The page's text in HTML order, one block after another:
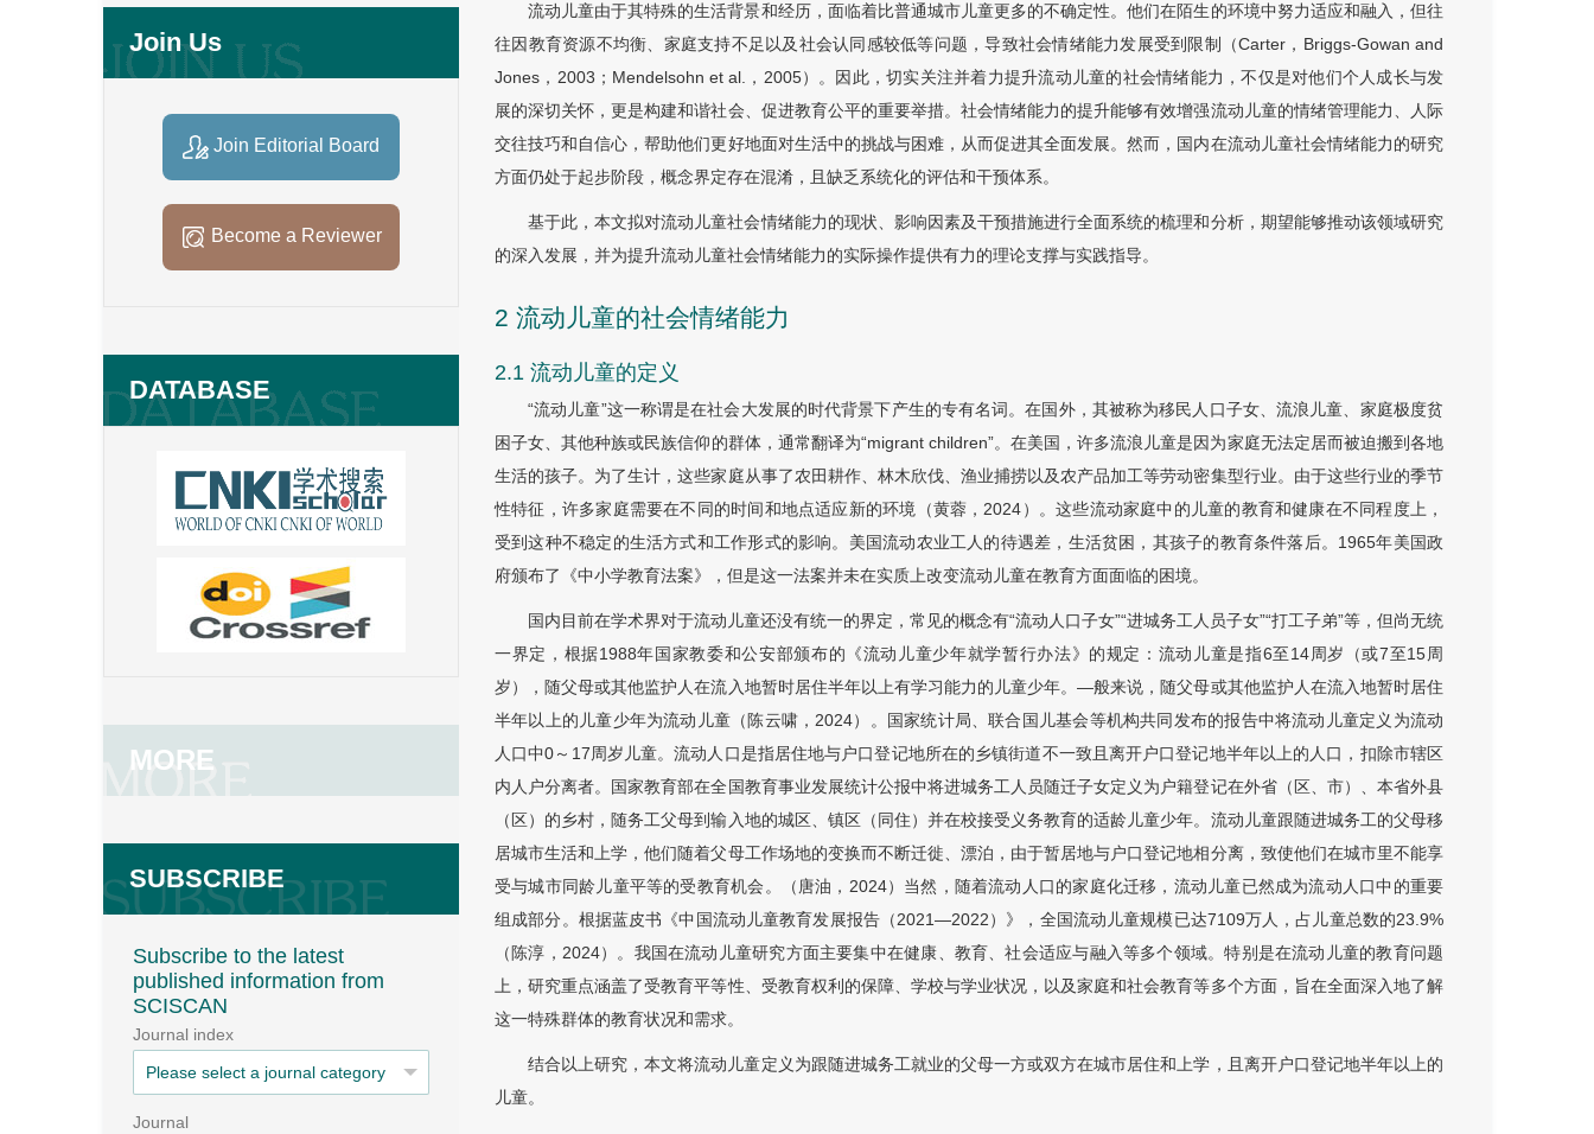
Join Us
Join Editorial Board
Become a Reviewer
DATABASE
MORE
SUBSCRIBE
Subscribe to the latest
published information from
SCISCAN
Journal index
Journal
流动儿童由于其特殊的生活背景和经历，面临着比普通城市儿童更多的不确定性。他们在陌生的环境中努力适应和融入，但往
往因教育资源不均衡、家庭支持不足以及社会认同感较低等问题，导致社会情绪能力发展受到限制（Carter，Briggs-Gowan and
Jones，2003；Mendelsohn et al.，2005）。因此，切实关注并着力提升流动儿童的社会情绪能力，不仅是对他们个人成长与发
展的深切关怀，更是构建和谐社会、促进教育公平的重要举措。社会情绪能力的提升能够有效增强流动儿童的情绪管理能力、人际
交往技巧和自信心，帮助他们更好地面对生活中的挑战与困难，从而促进其全面发展。然而，国内在流动儿童社会情绪能力的研究
方面仍处于起步阶段，概念界定存在混淆，且缺乏系统化的评估和干预体系。
基于此，本文拟对流动儿童社会情绪能力的现状、影响因素及干预措施进行全面系统的梳理和分析，期望能够推动该领域研究
的深入发展，并为提升流动儿童社会情绪能力的实际操作提供有力的理论支撑与实践指导。
2 流动儿童的社会情绪能力
2.1 流动儿童的定义
“流动儿童”这一称谓是在社会大发展的时代背景下产生的专有名词。在国外，其被称为移民人口子女、流浪儿童、家庭极度贫
困子女、其他种族或民族信仰的群体，通常翻译为“migrant children”。在美国，许多流浪儿童是因为家庭无法定居而被迫搬到各地
生活的孩子。为了生计，这些家庭从事了农田耕作、林木欣伐、渔业捕捞以及农产品加工等劳动密集型行业。由于这些行业的季节
性特征，许多家庭需要在不同的时间和地点适应新的环境（黄蓉，2024）。这些流动家庭中的儿童的教育和健康在不同程度上，
受到这种不稳定的生活方式和工作形式的影响。美国流动农业工人的待遇差，生活贫困，其孩子的教育条件落后。1965年美国政
府颁布了《中小学教育法案》，但是这一法案并未在实质上改变流动儿童在教育方面面临的困境。
国内目前在学术界对于流动儿童还没有统一的界定，常见的概念有“流动人口子女”“进城务工人员子女”“打工子弟”等，但尚无统
一界定，根据1988年国家教委和公安部颁布的《流动儿童少年就学暂行办法》的规定：流动儿童是指6至14周岁（或7至15周
岁），随父母或其他监护人在流入地暂时居住半年以上有学习能力的儿童少年。—般来说，随父母或其他监护人在流入地暂时居住
半年以上的儿童少年为流动儿童（陈云啸，2024）。国家统计局、联合国儿基会等机构共同发布的报告中将流动儿童定义为流动
人口中0～17周岁儿童。流动人口是指居住地与户口登记地所在的乡镇街道不一致且离开户口登记地半年以上的人口，扣除市辖区
内人户分离者。国家教育部在全国教育事业发展统计公报中将进城务工人员随迁子女定义为户籍登记在外省（区、市）、本省外县
（区）的乡村，随务工父母到输入地的城区、镇区（同住）并在校接受义务教育的适龄儿童少年。流动儿童跟随进城务工的父母移
居城市生活和上学，他们随着父母工作场地的变换而不断迁徙、漂泊，由于暂居地与户口登记地相分离，致使他们在城市里不能享
受与城市同龄儿童平等的受教育机会。（唐油，2024）当然，随着流动人口的家庭化迁移，流动儿童已然成为流动人口中的重要
组成部分。根据蓝皮书《中国流动儿童教育发展报告（2021—2022）》，全国流动儿童规模已达7109万人，占儿童总数的23.9%
（陈淳，2024）。我国在流动儿童研究方面主要集中在健康、教育、社会适应与融入等多个领域。特别是在流动儿童的教育问题
上，研究重点涵盖了受教育平等性、受教育权利的保障、学校与学业状况，以及家庭和社会教育等多个方面，旨在全面深入地了解
这一特殊群体的教育状况和需求。
结合以上研究，本文将流动儿童定义为跟随进城务工就业的父母一方或双方在城市居住和上学，且离开户口登记地半年以上的
儿童。